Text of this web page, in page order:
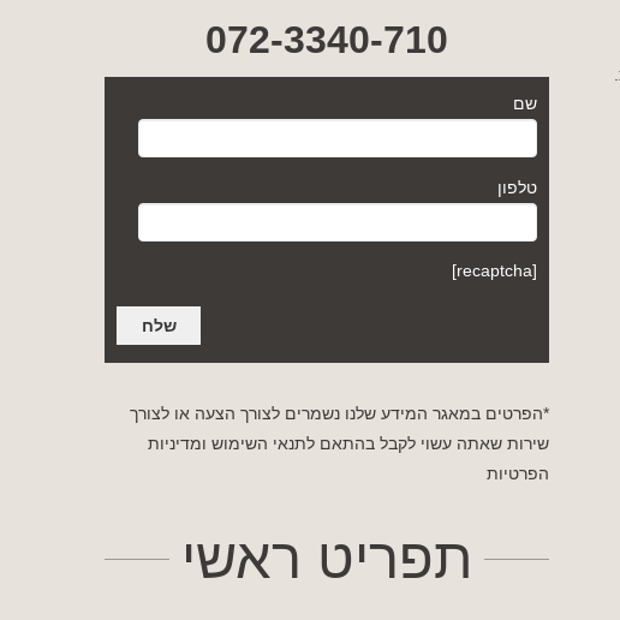
072-3340-710
שם
טלפון
[recaptcha]
*הפרטים במאגר המידע שלנו נשמרים לצורך הצעה או לצורך
שירות שאתה עשוי לקבל בהתאם לתנאי השימוש ומדיניות
הפרטיות
תפריט ראשי